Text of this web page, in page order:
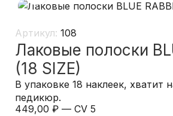
Артикул:108
Лаковые полоски
(18 SIZE)
В упаковке 18 наклеек, хватит
педикюр.
449,00₽ —CV 5